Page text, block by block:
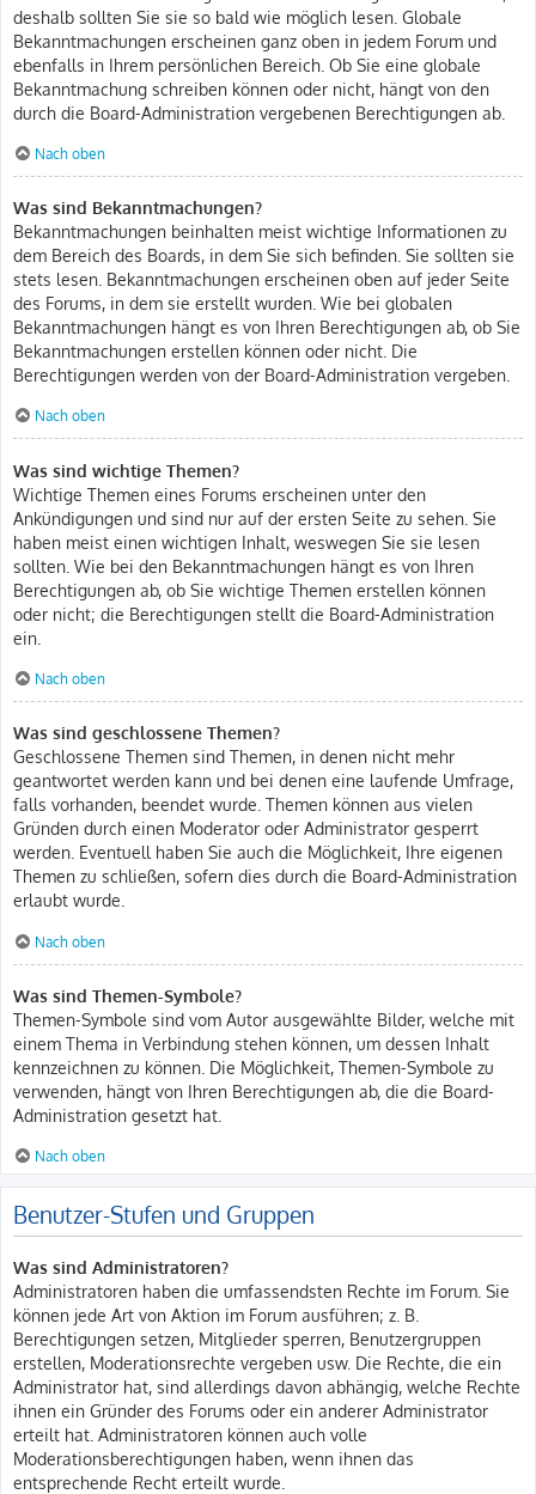
deshalb sollten Sie sie so bald wie möglich lesen. Globale
Bekanntmachungen erscheinen ganz oben in jedem Forum und
ebenfalls in Ihrem persönlichen Bereich. Ob Sie eine globale
Bekanntmachung schreiben können oder nicht, hängt von den
durch die Board-Administration vergebenen Berechtigungen ab.
Nach oben
Was sind Bekanntmachungen?
Bekanntmachungen beinhalten meist wichtige Informationen zu
dem Bereich des Boards, in dem Sie sich befinden. Sie sollten sie
stets lesen. Bekanntmachungen erscheinen oben auf jeder Seite
des Forums, in dem sie erstellt wurden. Wie bei globalen
Bekanntmachungen hängt es von Ihren Berechtigungen ab, ob Sie
Bekanntmachungen erstellen können oder nicht. Die
Berechtigungen werden von der Board-Administration vergeben.
Nach oben
Was sind wichtige Themen?
Wichtige Themen eines Forums erscheinen unter den
Ankündigungen und sind nur auf der ersten Seite zu sehen. Sie
haben meist einen wichtigen Inhalt, weswegen Sie sie lesen
sollten. Wie bei den Bekanntmachungen hängt es von Ihren
Berechtigungen ab, ob Sie wichtige Themen erstellen können
oder nicht; die Berechtigungen stellt die Board-Administration
ein.
Nach oben
Was sind geschlossene Themen?
Geschlossene Themen sind Themen, in denen nicht mehr
geantwortet werden kann und bei denen eine laufende Umfrage,
falls vorhanden, beendet wurde. Themen können aus vielen
Gründen durch einen Moderator oder Administrator gesperrt
werden. Eventuell haben Sie auch die Möglichkeit, Ihre eigenen
Themen zu schließen, sofern dies durch die Board-Administration
erlaubt wurde.
Nach oben
Was sind Themen-Symbole?
Themen-Symbole sind vom Autor ausgewählte Bilder, welche mit
einem Thema in Verbindung stehen können, um dessen Inhalt
kennzeichnen zu können. Die Möglichkeit, Themen-Symbole zu
verwenden, hängt von Ihren Berechtigungen ab, die die Board-
Administration gesetzt hat.
Nach oben
Benutzer-Stufen und Gruppen
Was sind Administratoren?
Administratoren haben die umfassendsten Rechte im Forum. Sie
können jede Art von Aktion im Forum ausführen; z. B.
Berechtigungen setzen, Mitglieder sperren, Benutzergruppen
erstellen, Moderationsrechte vergeben usw. Die Rechte, die ein
Administrator hat, sind allerdings davon abhängig, welche Rechte
ihnen ein Gründer des Forums oder ein anderer Administrator
erteilt hat. Administratoren können auch volle
Moderationsberechtigungen haben, wenn ihnen das
entsprechende Recht erteilt wurde.